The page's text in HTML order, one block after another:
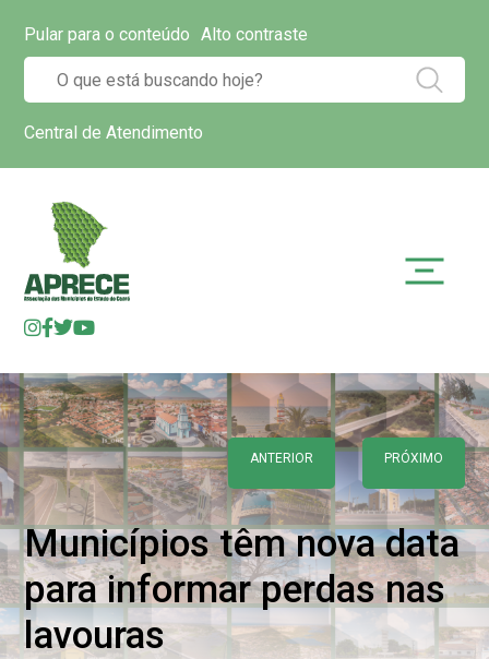
Pular para o conteúdo Alto contraste
Central de Atendimento
ANTERIOR PRÓXIMO
Municípios têm nova data
para informar perdas nas
lavouras